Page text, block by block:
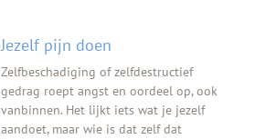
Jezelf pijn doen
Zelfbeschadiging of zelfdestructief
gedrag roept angst en oordeel op, ook
vanbinnen. Het lijkt iets wat je jezelf
aandoet, maar wie is dat zelf dat